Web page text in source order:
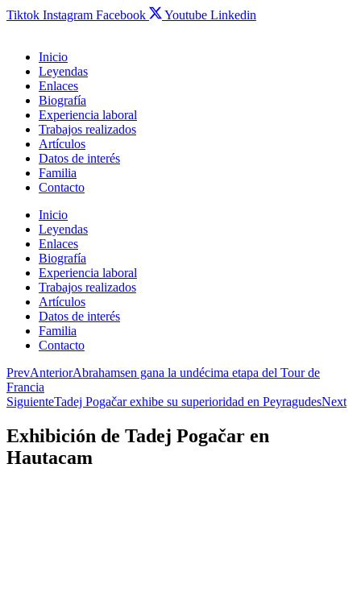
Tiktok Instagram Facebook Youtube Linkedin
Inicio
Leyendas
Enlaces
Biografía
Experiencia laboral
Trabajos realizados
Artículos
Datos de interés
Familia
Contacto
Inicio
Leyendas
Enlaces
Biografía
Experiencia laboral
Trabajos realizados
Artículos
Datos de interés
Familia
Contacto
PrevAnteriorAbrahamsen gana la undécima etapa del Tour de
Francia
SiguienteTadej Pogačar exhibe su superioridad en PeyragudesNext
Exhibición de Tadej Pogačar en
Hautacam